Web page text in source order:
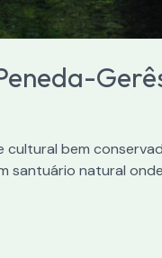
bem
santuário natural